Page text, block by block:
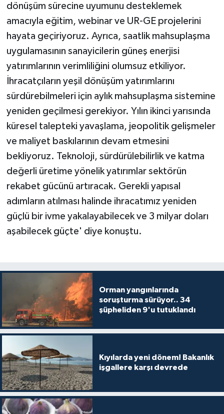
dönüşüm sürecine uyumunu desteklemek
amacıyla eğitim, webinar ve UR-GE projelerini
hayata geçiriyoruz. Ayrıca, saatlik mahsuplaşma
uygulamasının sanayicilerin güneş enerjisi
yatırımlarının verimliliğini olumsuz etkiliyor.
İhracatçıların yeşil dönüşüm yatırımlarını
sürdürebilmeleri için aylık mahsuplaşma sistemine
yeniden geçilmesi gerekiyor. Yılın ikinci yarısında
küresel talepteki yavaşlama, jeopolitik gelişmeler
ve maliyet baskılarının devam etmesini
bekliyoruz. Teknoloji, sürdürülebilirlik ve katma
değerli üretime yönelik yatırımlar sektörün
rekabet gücünü artıracak. Gerekli yapısal
adımların atılması halinde ihracatımız yeniden
güçlü bir ivme yakalayabilecek ve 3 milyar doları
aşabilecek güçte' diye konuştu.
Orman yangınlarında
soruşturma sürüyor.. 34
şüpheliden 9'u tutuklandı
Kıyılarda yeni dönem! Bakanlık
işgallere karşı devrede